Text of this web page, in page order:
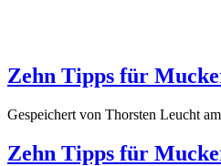
Zehn Tipps für
Gespeichert von Thorsten Leucht
Zehn Tipps für